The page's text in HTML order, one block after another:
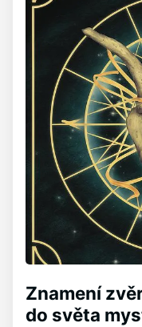
Znamení
do světa